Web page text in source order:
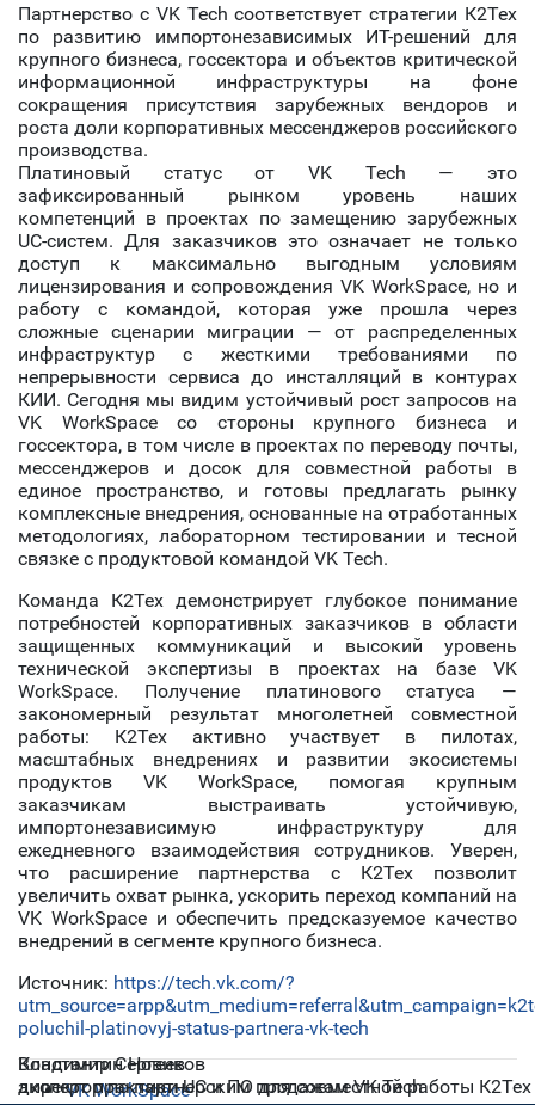
Партнерство с VK Tech соответствует стратегии К2Тех
по развитию импортонезависимых ИТ-решений для
крупного бизнеса, госсектора и объектов критической
информационной инфраструктуры на фоне
сокращения присутствия зарубежных вендоров и
роста доли корпоративных мессенджеров российского
производства.
Платиновый статус от VK Tech — это
зафиксированный рынком уровень наших
компетенций в проектах по замещению зарубежных
UC-систем. Для заказчиков это означает не только
доступ к максимально выгодным условиям
лицензирования и сопровождения VK WorkSpace, но и
работу с командой, которая уже прошла через
сложные сценарии миграции — от распределенных
инфраструктур с жесткими требованиями по
непрерывности сервиса до инсталляций в контурах
КИИ. Сегодня мы видим устойчивый рост запросов на
VK WorkSpace со стороны крупного бизнеса и
госсектора, в том числе в проектах по переводу почты,
мессенджеров и досок для совместной работы в
единое пространство, и готовы предлагать рынку
комплексные внедрения, основанные на отработанных
методологиях, лабораторном тестировании и тесной
связке с продуктовой командой VK Tech.
Владимир Сергеев
эксперт практики UC и ПО для совместной работы К2Тех
Команда К2Тех демонстрирует глубокое понимание
потребностей корпоративных заказчиков в области
защищенных коммуникаций и высокий уровень
технической экспертизы в проектах на базе VK
WorkSpace. Получение платинового статуса —
закономерный результат многолетней совместной
работы: К2Тех активно участвует в пилотах,
масштабных внедрениях и развитии экосистемы
продуктов VK WorkSpace, помогая крупным
заказчикам выстраивать устойчивую,
импортонезависимую инфраструктуру для
ежедневного взаимодействия сотрудников. Уверен,
что расширение партнерства с К2Тех позволит
увеличить охват рынка, ускорить переход компаний на
VK WorkSpace и обеспечить предсказуемое качество
внедрений в сегменте крупного бизнеса.
Константин Новиков
директор по партнерским продажам VK Tech
Источник: https://tech.vk.com/?
poluchil-platinovyj-status-partnera-vk-tech
VK WorkSpace